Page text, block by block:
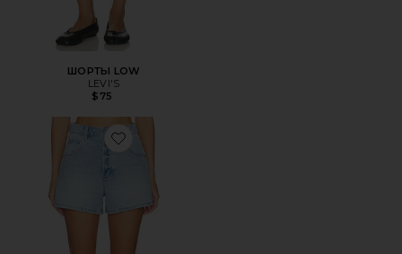
ШОРТЫ LOW
LEVI'S
$75
Favorite ШОРТЫ MIRAGE